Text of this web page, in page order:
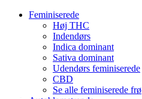
Feminiserede
Høj THC
Indendørs
Indica dominant
Sativa dominant
Udendørs feminiserede
CBD
Se alle feminiserede frø